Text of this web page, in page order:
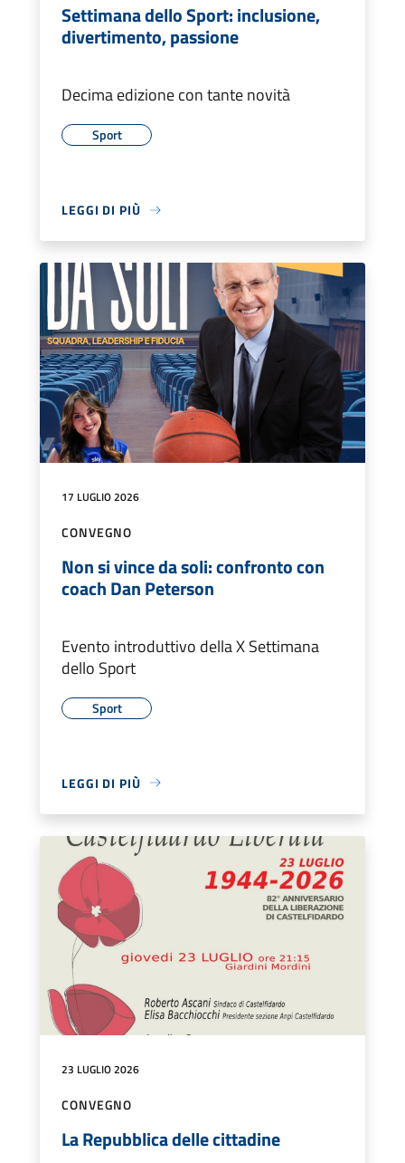
Settimana dello Sport: inclusione,
divertimento, passione
Decima edizione con tante novità
Sport
LEGGI DI PIÙ
17 LUGLIO 2026
CONVEGNO
Non si vince da soli: confronto con
coach Dan Peterson
Evento introduttivo della X Settimana
dello Sport
Sport
LEGGI DI PIÙ
23 LUGLIO 2026
CONVEGNO
La Repubblica delle cittadine